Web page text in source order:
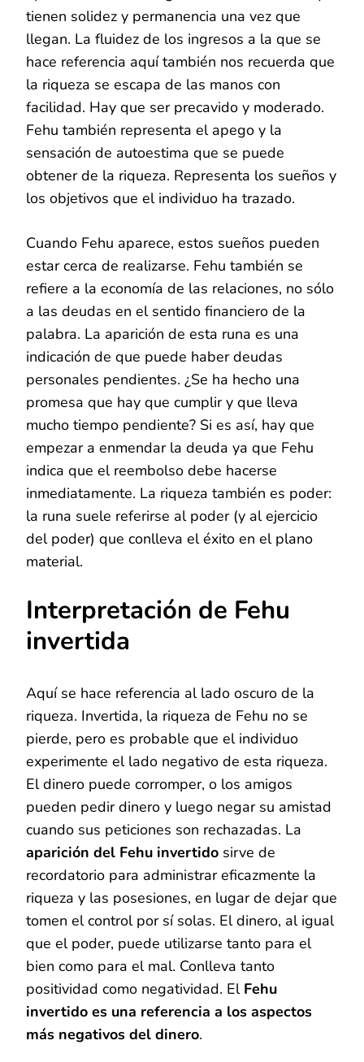
tienen solidez y permanencia una vez que
llegan. La fluidez de los ingresos a la que se
hace referencia aquí también nos recuerda que
la riqueza se escapa de las manos con
facilidad. Hay que ser precavido y moderado.
Fehu también representa el apego y la
sensación de autoestima que se puede
obtener de la riqueza. Representa los sueños y
los objetivos que el individuo ha trazado.
Cuando Fehu aparece, estos sueños pueden
estar cerca de realizarse. Fehu también se
refiere a la economía de las relaciones, no sólo
a las deudas en el sentido financiero de la
palabra. La aparición de esta runa es una
indicación de que puede haber deudas
personales pendientes. ¿Se ha hecho una
promesa que hay que cumplir y que lleva
mucho tiempo pendiente? Si es así, hay que
empezar a enmendar la deuda ya que Fehu
indica que el reembolso debe hacerse
inmediatamente. La riqueza también es poder:
la runa suele referirse al poder (y al ejercicio
del poder) que conlleva el éxito en el plano
material.
Interpretación de Fehu
invertida
Aquí se hace referencia al lado oscuro de la
riqueza. Invertida, la riqueza de Fehu no se
pierde, pero es probable que el individuo
experimente el lado negativo de esta riqueza.
El dinero puede corromper, o los amigos
pueden pedir dinero y luego negar su amistad
cuando sus peticiones son rechazadas. La
aparición del Fehu invertido sirve de
recordatorio para administrar eficazmente la
riqueza y las posesiones, en lugar de dejar que
tomen el control por sí solas. El dinero, al igual
que el poder, puede utilizarse tanto para el
bien como para el mal. Conlleva tanto
positividad como negatividad. El Fehu
invertido es una referencia a los aspectos
más negativos del dinero.